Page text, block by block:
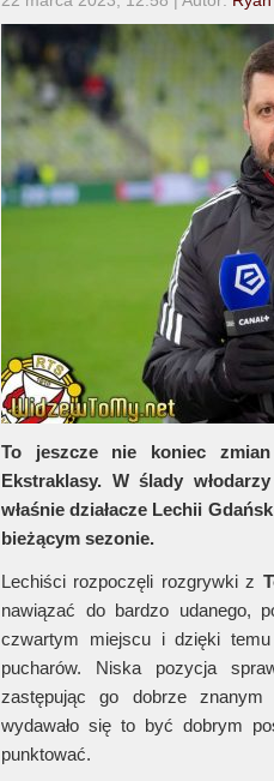
To jeszcze nie koniec
Ekstraklasy. W ślady
właśnie działacze Lechii
bieżącym sezonie.
Lechiści rozpoczęli rozgrywki z
nawiązać do bardzo udanego,
czwartym miejscu i dzięki
pucharów. Niska pozycja
zastępując go dobrze
wydawało się to być dobrym
punktować.